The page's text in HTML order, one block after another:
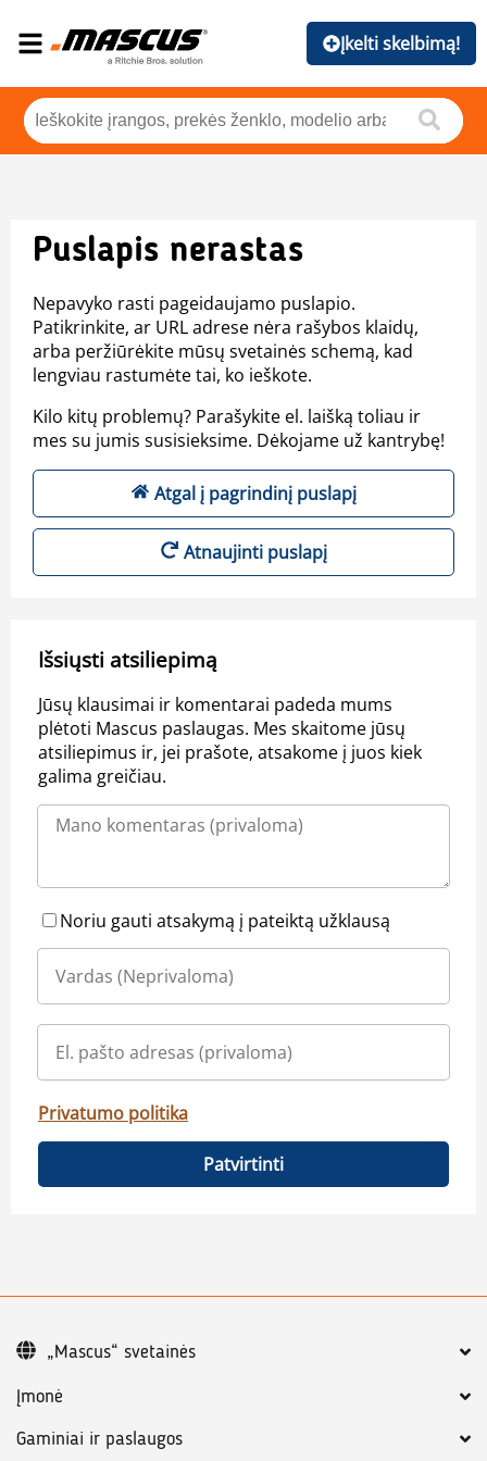
Įkelti skelbimą!
Puslapis nerastas
Nepavyko rasti pageidaujamo puslapio.
Patikrinkite, ar URL adrese nėra rašybos klaidų,
arba peržiūrėkite mūsų svetainės schemą, kad
lengviau rastumėte tai, ko ieškote.
Kilo kitų problemų? Parašykite el. laišką toliau ir
mes su jumis susisieksime. Dėkojame už kantrybę!
Atgal į pagrindinį puslapį
Atnaujinti puslapį
Išsiųsti atsiliepimą
Jūsų klausimai ir komentarai padeda mums
plėtoti Mascus paslaugas. Mes skaitome jūsų
atsiliepimus ir, jei prašote, atsakome į juos kiek
galima greičiau.
Noriu gauti atsakymą į pateiktą užklausą
Privatumo politika
Patvirtinti
Įmonė
Gaminiai ir paslaugos
„Mascus“ svetainės